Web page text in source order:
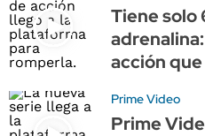
Tiene solo
acción
Prime Video
Prime